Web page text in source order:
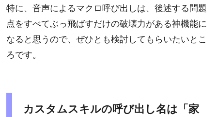
特に、音声によるマクロ呼び出しは、後述する問題
点をすべてぶっ飛ばすだけの破壊力がある神機能に
なると思うので、ぜひとも検討してもらいたいとこ
ろです。
カスタムスキルの呼び出し名は「家